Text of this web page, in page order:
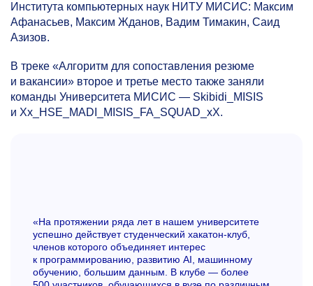
Института компьютерных наук НИТУ МИСИС: Максим
Афанасьев, Максим Жданов, Вадим Тимакин, Саид
Азизов.
В треке «Алгоритм для сопоставления резюме
и вакансии» второе и третье место также заняли
команды Университета МИСИС — Skibidi_MISIS
и Xx_HSE_MADI_MISIS_FA_SQUAD_xX.
«На протяжении ряда лет в нашем университете
успешно действует студенческий хакатон-клуб,
членов которого объединяет интерес
к программированию, развитию AI, машинному
обучению, большим данным. В клубе — более